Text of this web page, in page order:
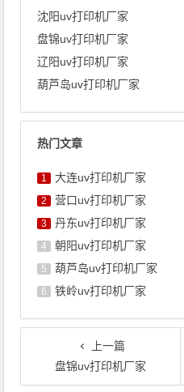
沈阳uv打印机厂家
盘锦uv打印机厂家
辽阳uv打印机厂家
葫芦岛uv打印机厂家
热门文章
1 大连uv打印机厂家
2 营口uv打印机厂家
3 丹东uv打印机厂家
4 朝阳uv打印机厂家
5 葫芦岛uv打印机厂家
6 铁岭uv打印机厂家
上一篇
盘锦uv打印机厂家